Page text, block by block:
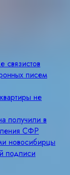
связистов
писем
не
получили в
СФР
новосибирцы
подписи